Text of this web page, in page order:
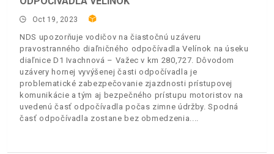
Oct 19, 2023
NDS upozorňuje vodičov na čiastočnú uzáveru
pravostranného diaľničného odpočívadla Velínok na úseku
diaľnice D1 Ivachnová – Važec v km 280,727. Dôvodom
uzávery hornej vyvýšenej časti odpočívadla je
problematické zabezpečovanie zjazdnosti prístupovej
komunikácie a tým aj bezpečného prístupu motoristov na
uvedenú časť odpočívadla počas zimne údržby. Spodná
časť odpočívadla zostane bez obmedzenia.